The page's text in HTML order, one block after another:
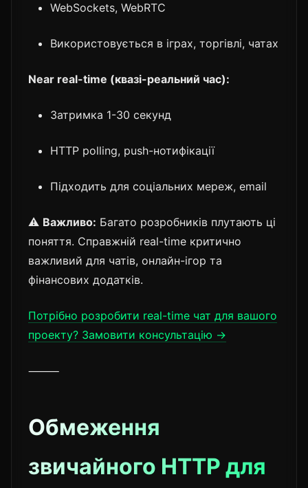
WebSockets, WebRTC
Використовується в іграх, торгівлі, чатах
Near real-time (квазі-реальний час):
Затримка 1-30 секунд
HTTP polling, push-нотифікації
Підходить для соціальних мереж, email
⚠️ Важливо: Багато розробників плутають ці
поняття. Справжній real-time критично
важливий для чатів, онлайн-ігор та
фінансових додатків.
Потрібно розробити real-time чат для вашого
проекту? Замовити консультацію →
⸻
Обмеження
звичайного HTTP для